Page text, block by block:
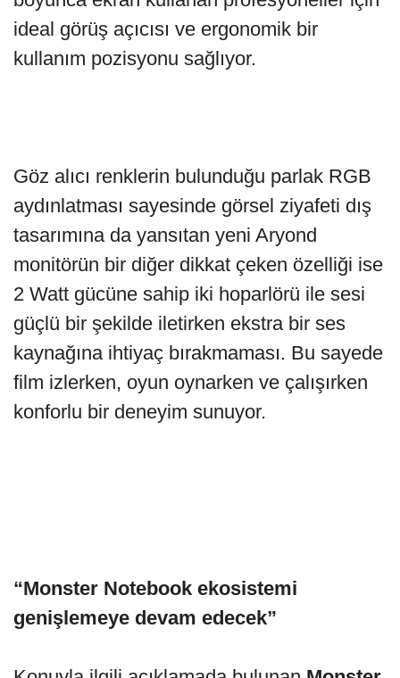
ideal görüş açıcısı ve ergonomik bir
kullanım pozisyonu sağlıyor.
Göz alıcı renklerin bulunduğu parlak RGB
aydınlatması sayesinde görsel ziyafeti dış
tasarımına da yansıtan yeni Aryond
monitörün bir diğer dikkat çeken özelliği ise
2 Watt gücüne sahip iki hoparlörü ile sesi
güçlü bir şekilde iletirken ekstra bir ses
kaynağına ihtiyaç bırakmaması. Bu sayede
film izlerken, oyun oynarken ve çalışırken
konforlu bir deneyim sunuyor.
“Monster Notebook ekosistemi
genişlemeye devam edecek”